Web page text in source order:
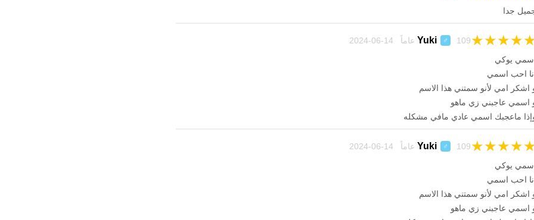
جدا
Yuki ♂ 109 عاماً 14-06-2024 ★
★
★
★
يوكي
احب اسمي
اشكر امي لأنو سمتني هذا الاسم
اسمي عاجبني زي ماهو
ماعجبك اسمي عادي مافي مشكله
Yuki ♂ 109 عاماً 14-06-2024 ★
★
★
★
يوكي
احب اسمي
اشكر امي لأنو سمتني هذا الاسم
اسمي عاجبني زي ماهو